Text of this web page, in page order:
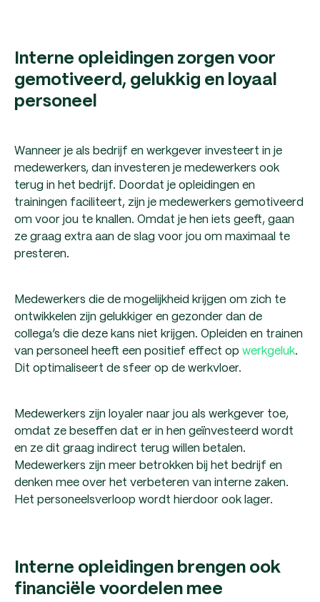
Interne opleidingen zorgen voor
gemotiveerd, gelukkig en loyaal
personeel
Wanneer je als bedrijf en werkgever investeert in je
medewerkers, dan investeren je medewerkers ook
terug in het bedrijf. Doordat je opleidingen en
trainingen faciliteert, zijn je medewerkers gemotiveerd
om voor jou te knallen. Omdat je hen iets geeft, gaan
ze graag extra aan de slag voor jou om maximaal te
presteren.
Medewerkers die de mogelijkheid krijgen om zich te
ontwikkelen zijn gelukkiger en gezonder dan de
collega’s die deze kans niet krijgen. Opleiden en trainen
van personeel heeft een positief effect op werkgeluk.
Dit optimaliseert de sfeer op de werkvloer.
Medewerkers zijn loyaler naar jou als werkgever toe,
omdat ze beseffen dat er in hen geïnvesteerd wordt
en ze dit graag indirect terug willen betalen.
Medewerkers zijn meer betrokken bij het bedrijf en
denken mee over het verbeteren van interne zaken.
Het personeelsverloop wordt hierdoor ook lager.
Interne opleidingen brengen ook
financiële voordelen mee